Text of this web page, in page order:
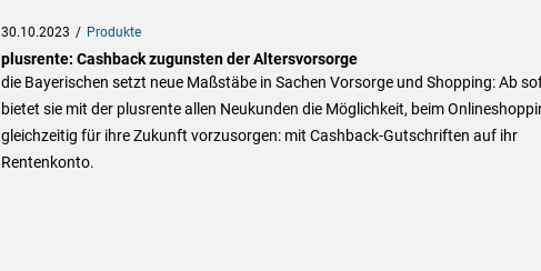
30.10.2023 Produkte
plusrente: Cashback zugunsten der Altersvorsorge
die Bayerischen setzt neue Maßstäbe in Sachen Vorsorge und Shopping: Ab
bietet sie mit der plusrente allen Neukunden die Möglichkeit, beim
gleichzeitig für ihre Zukunft vorzusorgen: mit Cashback-Gutschriften auf ihr
Rentenkonto.